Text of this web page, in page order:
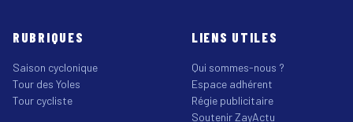
RUBRIQUES
Saison cyclonique
Tour des Yoles
Tour cycliste
LIENS UTILES
Qui sommes-nous ?
Espace adhérent
Régie publicitaire
Soutenir ZayActu